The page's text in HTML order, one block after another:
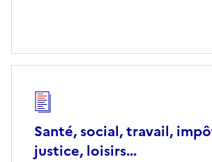
Santé, social, travail,
justice, loisirs...